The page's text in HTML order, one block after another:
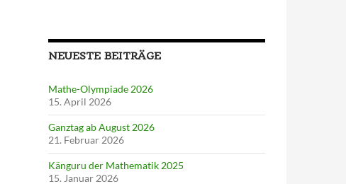
NEUESTE BEITRÄGE
Mathe-Olympiade 2026
15. April 2026
Ganztag ab August 2026
21. Februar 2026
Känguru der Mathematik 2025
15. Januar 2026